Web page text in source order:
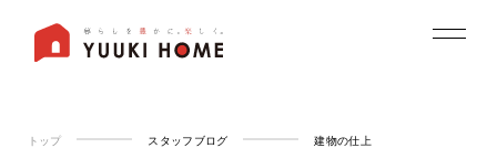
トップ スタッフブログ 建物の仕上